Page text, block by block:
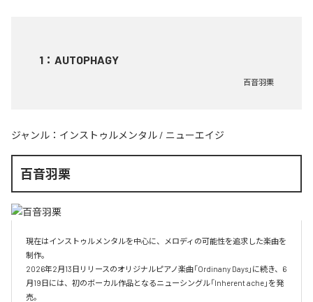
1 ： AUTOPHAGY
百音羽栗
ジャンル： インストゥルメンタル / ニューエイジ
百音羽栗
現在はインストゥルメンタルを中心に、メロディの可能性を追求した楽曲を
制作。
2026年2月13日リリースのオリジナルピアノ楽曲「Ordinany Days」に続き、6
月19日には、初のボーカル作品となるニューシングル「Inherent ache」を発
売。